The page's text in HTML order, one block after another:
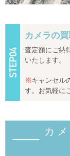
カメラの
査定額にご納
いたします。
※キャンセル
す。お気軽に
カ